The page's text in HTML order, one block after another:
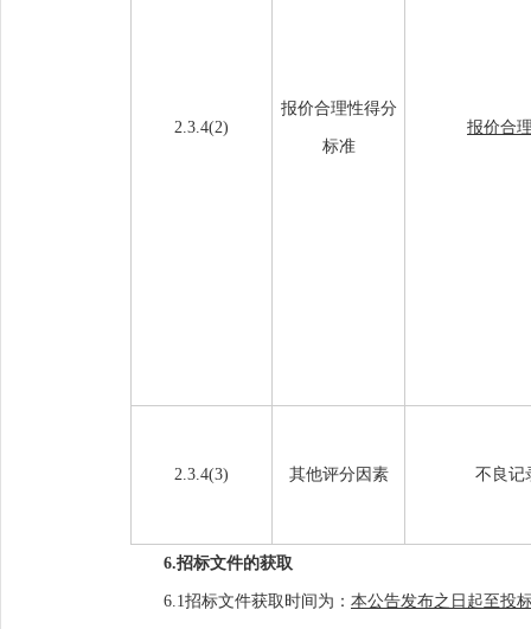
2.3.4(2)
报价合理性得分
标准
报价合
2.3.4(3) 其他评分因素 不良记
6.招标文件的获取
6.1招标文件获取时间为： 本公告发布之日起至投